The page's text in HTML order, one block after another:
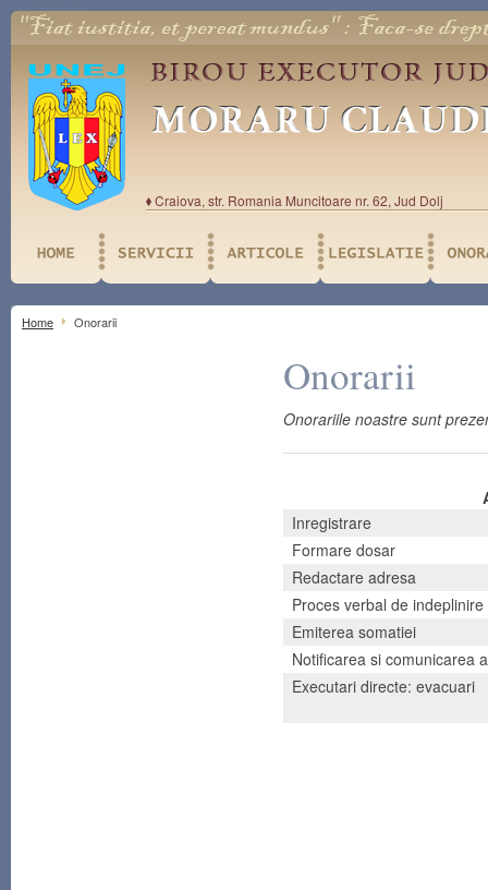
Craiova, str. Romania Muncitoare nr. 62, Jud Dolj
Home Onorarii
Onorarii
Onorariile noastre sunt
Inregistrare
Formare dosar
Redactare adresa
Proces verbal de
Emiterea somatiei
Notificarea si comunicarea
Executari directe: evacuari